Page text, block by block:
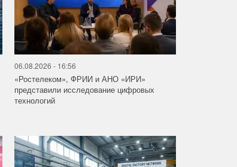
06.08.2026 - 16:56
«Ростелеком», ФРИИ и АНО «ИРИ»
представили исследование цифровых
технологий